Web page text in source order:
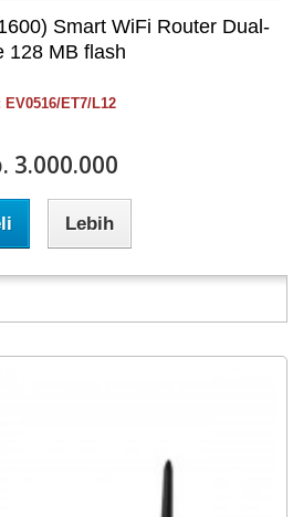
Smart WiFi Router Dual-
128 MB flash
EV0516/ET7/L12
3.000.000
Lebih